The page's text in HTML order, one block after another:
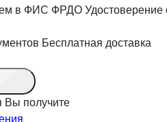
Удостоверение
Бесплатная доставка
Вы получите